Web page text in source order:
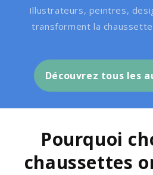
Illustrateurs, peintres,
transforment la
Découvrez tous les
Pourquoi
chaussettes